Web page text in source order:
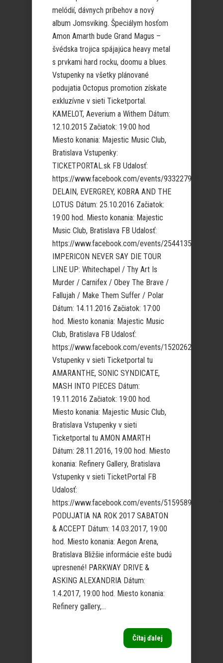
melódií, dávnych príbehov a nový
album Jomsviking. Špeciálym hosťom
Amon Amarth bude Grand Magus –
švédska trojica spájajúca heavy metal
s prvkami hard rocku, doomu a blues.
Vstupenky na všetky plánované
podujatia Octopus promotion získate
exkluzívne v sieti Ticketportal.
KAMELOT, Aeverium a Withem Dátum:
12.10.2015 Začiatok: 19:00 hod
Miesto konania: Majestic Music Club,
Bratislava Vstupenky:
TICKETPORTAL.sk FB Udalosť:
https://www.facebook.com/events/
DELAIN, EVERGREY, KOBRA AND THE
LOTUS Dátum: 25.10.2016 Začiatok:
19:00 hod. Miesto konania: Majestic
Music Club, Bratislava FB Udalosť:
https://www.facebook.com/events/
IMPERICON NEVER SAY DIE TOUR
LINE UP: Whitechapel / Thy Art Is
Murder / Carnifex / Obey The Brave /
Fallujah / Make Them Suffer / Polar
Dátum: 14.11.2016 Začiatok: 17:00
hod. Miesto konania: Majestic Music
Club, Bratislava FB Udalosť:
https://www.facebook.com/events/
Vstupenky v sieti Ticketportal tu
AMARANTHE, SONIC SYNDICATE,
MASH INTO PIECES Dátum:
19.11.2016 Začiatok: 19:00 hod.
Miesto konania: Majestic Music Club,
Bratislava Vstupenky v sieti
Ticketportal tu AMON AMARTH
Dátum: 28.11.2016, 19:00 hod. Miesto
konania: Refinery Gallery, Bratislava
Vstupenky v sieti TicketPortal FB
Udalosť:
https://www.facebook.com/events/
PODUJATIA NA ROK 2017 SABATON
& ACCEPT Dátum: 14.03.2017, 19:00
hod. Miesto konania: Aegon Arena,
Bratislava Bližšie informácie ešte budú
upresnené! PARKWAY DRIVE &
ASKING ALEXANDRIA Dátum:
1.4.2017, 19:00 hod. Miesto konania:
Refinery gallery,...
Čítaj ďalej